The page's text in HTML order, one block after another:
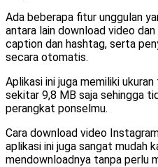
Ada beberapa fitur unggulan
antara lain download video
caption dan hashtag, serta
secara otomatis.
Aplikasi ini juga memiliki
sekitar 9,8 MB saja sehingga
perangkat ponselmu.
Cara download video
aplikasi ini juga sangat mudah
mendownloadnya tanpa perlu